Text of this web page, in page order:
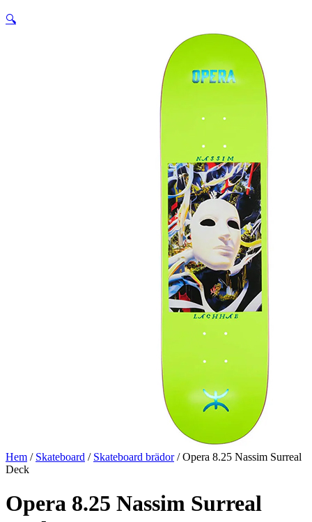
🔍
Hem / Skateboard / Skateboard brädor/ Opera 8.25 Nassim Surreal
Deck
Opera 8.25 Nassim Surreal